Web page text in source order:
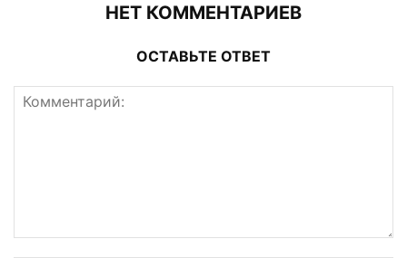
НЕТ КОММЕНТАРИЕВ
ОСТАВЬТЕ ОТВЕТ